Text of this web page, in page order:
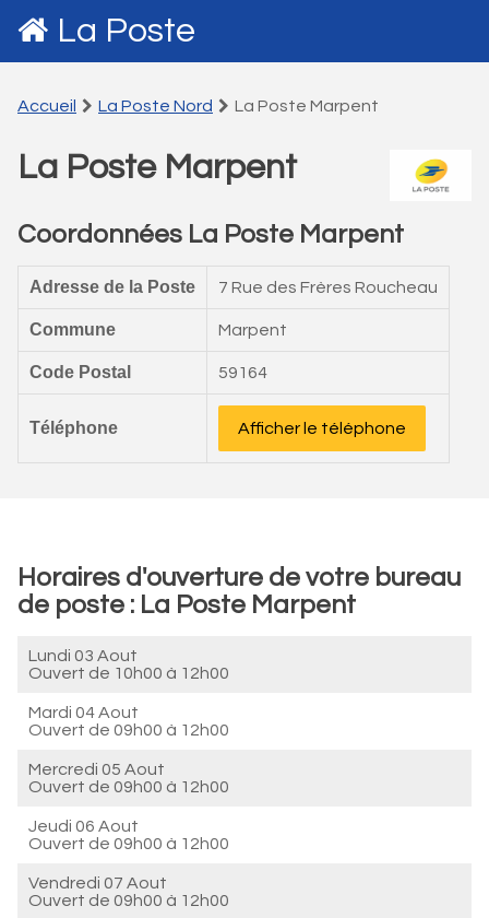
La Poste
Accueil La Poste Nord La Poste Marpent
La Poste Marpent
Coordonnées La Poste Marpent
Adresse de la Poste 7 Rue des Frères Roucheau
Commune Marpent
Code Postal 59164
Téléphone Afficher le téléphone
Horaires d'ouverture de votre bureau
de poste : La Poste Marpent
Lundi 03 Aout
Ouvert de 10h00 à 12h00
Mardi 04 Aout
Ouvert de 09h00 à 12h00
Mercredi 05 Aout
Ouvert de 09h00 à 12h00
Jeudi 06 Aout
Ouvert de 09h00 à 12h00
Vendredi 07 Aout
Ouvert de 09h00 à 12h00